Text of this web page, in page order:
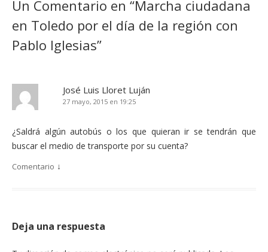
Un Comentario en “Marcha ciudadana
en Toledo por el día de la región con
Pablo Iglesias”
José Luis Lloret Luján
27 mayo, 2015 en 19:25
¿Saldrá algún autobús o los que quieran ir se tendrán que
buscar el medio de transporte por su cuenta?
Comentario ↓
Deja una respuesta